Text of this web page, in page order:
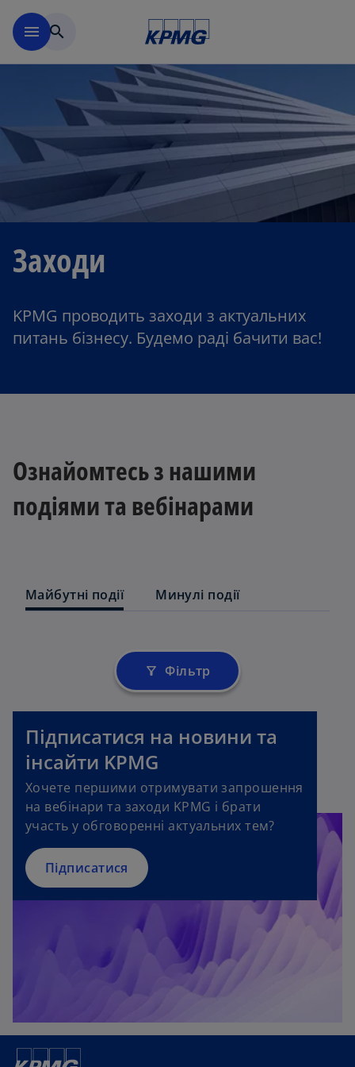
menu search
Заходи
KPMG проводить заходи з актуальних
питань бізнесу. Будемо раді бачити вас!
Ознайомтесь з нашими
подіями та вебінарами
Майбутні події Минулі події
filter_alt Фільтр
Підписатися на новини та
інсайти KPMG
Хочете першими отримувати запрошення
на вебінари та заходи KPMG і брати
участь у обговоренні актуальних тем?
Підписатися